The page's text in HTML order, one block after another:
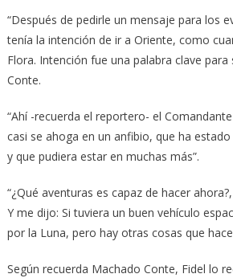
“Después de pedirle un mensaje para los
tenía la intención de ir a Oriente, como
Flora. Intención fue una palabra clave para
Conte.
“Ahí -recuerda el reportero- el
casi se ahoga en un anfibio, que ha
y que pudiera estar en muchas más”.
“¿Qué aventuras es capaz de hacer
Y me dijo: Si tuviera un buen vehículo
por la Luna, pero hay otras cosas que
Según recuerda Machado Conte, Fidel lo